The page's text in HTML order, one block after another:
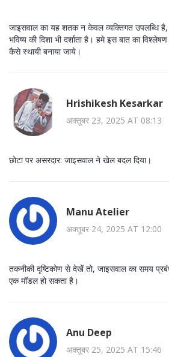
जाइसवाल का यह शतक न केवल व्यक्तिगत उपलब्धि
भविष्य की दिशा भी दर्शाता है। हमे इस बात का
कैसे स्थायी बनाया जाये।
Hrishikesh Kesarkar
अक्तूबर 23, 2025 AT 08:13
छोटा पर असरदार: जाइसवाल ने खेल बदल दिया।
Manu Atelier
अक्तूबर 24, 2025 AT 12:00
तकनीकी दृष्टिकोण से देखें तो, जाइसवाल का समय
एक मॉडल हो सकता है।
Anu Deep
अक्तूबर 25, 2025 AT 15:46